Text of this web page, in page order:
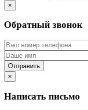
×
Обратный звонок
×
Написать письмо